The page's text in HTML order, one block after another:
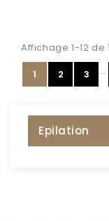
Affichage 1-12 de
1
2 3 …
Epilation